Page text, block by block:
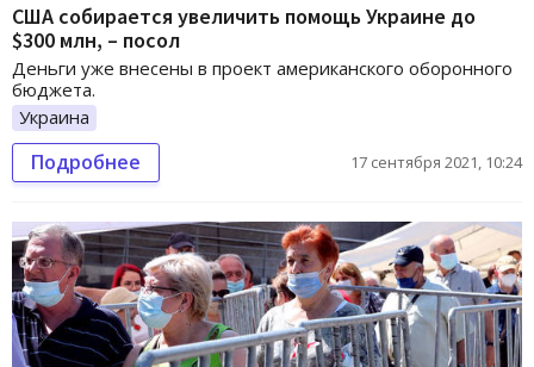
США собирается увеличить помощь Украине до
$300 млн, – посол
Деньги уже внесены в проект американского оборонного
бюджета.
Украина
Подробнее 17 сентября 2021, 10:24